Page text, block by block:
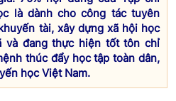
là dành cho công tác tuyên
tài, xây dựng xã hội học
và đang thực hiện tốt tôn chỉ
thúc đẩy học tập toàn dân,
học Việt Nam.